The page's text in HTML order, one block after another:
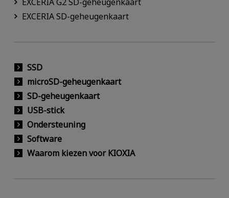
EXCERIA SD-geheugenkaart
SSD
microSD-geheugenkaart
SD-geheugenkaart
USB-stick
Ondersteuning
Software
Waarom kiezen voor KIOXIA